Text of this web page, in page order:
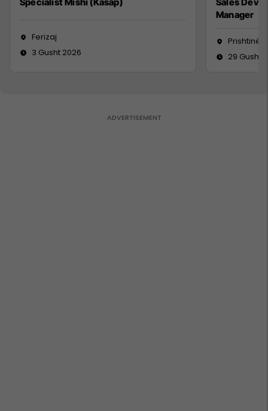
Ferizaj
3 Gusht 2026
Manager
Prishtinë
29 Gusht